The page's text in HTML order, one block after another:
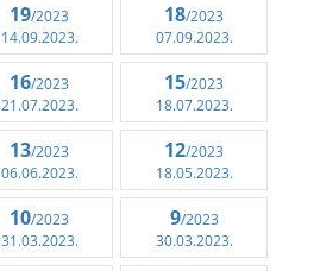
19/2023
14.09.2023.
18/2023
07.09.2023.
16/2023
21.07.2023.
15/2023
18.07.2023.
13/2023
06.06.2023.
12/2023
18.05.2023.
10/2023
31.03.2023.
9/2023
30.03.2023.